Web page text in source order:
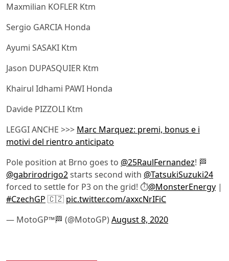
Maxmilian KOFLER Ktm
Sergio GARCIA Honda
Ayumi SASAKI Ktm
Jason DUPASQUIER Ktm
Khairul Idhami PAWI Honda
Davide PIZZOLI Ktm
LEGGI ANCHE >>> Marc Marquez: premi, bonus e i
motivi del rientro anticipato
Pole position at Brno goes to @25RaulFernandez! 🏁
@gabrirodrigo2starts second with @TatsukiSuzuki24
forced to settle for P3 on the grid! ⏱️@MonsterEnergy |
#CzechGP 🇨🇿 pic.twitter.com/axxcNrIFiC
— MotoGP™🏁 (@MotoGP)August 8, 2020